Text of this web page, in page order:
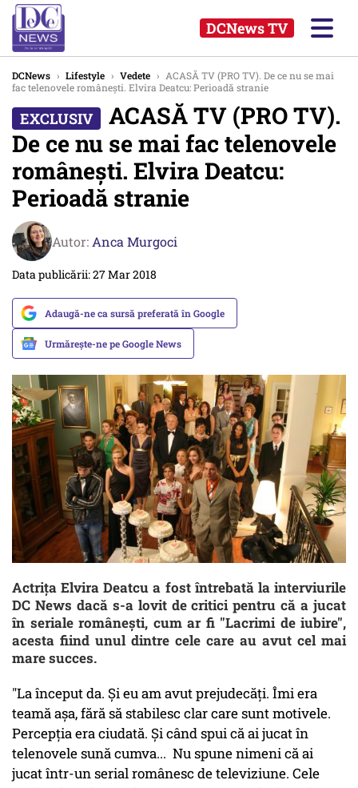
DCNews TV
DCNews › Lifestyle › Vedete › ACASĂ TV (PRO TV). De ce nu se mai
fac telenovele românești. Elvira Deatcu: Perioadă stranie
ACASĂ TV (PRO TV).
De ce nu se mai fac telenovele
românești. Elvira Deatcu:
Perioadă stranie
Autor: Anca Murgoci
Data publicării: 27 Mar 2018
Adaugă-ne ca sursă preferată în Google
Urmărește-ne pe Google News
Actrița Elvira Deatcu a fost întrebată la interviurile
DC News dacă s-a lovit de critici pentru că a jucat
în seriale românești, cum ar fi "Lacrimi de iubire",
acesta fiind unul dintre cele care au avut cel mai
mare succes.
"La început da. Și eu am avut prejudecăți. Îmi era
teamă așa, fără să stabilesc clar care sunt motivele.
Percepția era ciudată. Și când spui că ai jucat în
telenovele sună cumva... Nu spune nimeni că ai
jucat într-un serial românesc de televiziune. Cele